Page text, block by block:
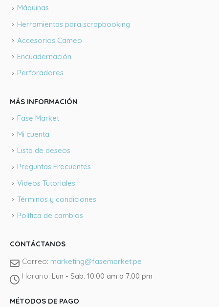
Máquinas
Herramientas para scrapbooking
Accesorios Cameo
Encuadernación
Perforadores
MÁS INFORMACIÓN
Fase Market
Mi cuenta
Lista de deseos
Preguntas Frecuentes
Videos Tutoriales
Términos y condiciones
Política de cambios
CONTÁCTANOS
Correo: marketing@fasemarket.pe
Horario: Lun - Sab: 10:00 am a 7:00 pm
MÉTODOS DE PAGO